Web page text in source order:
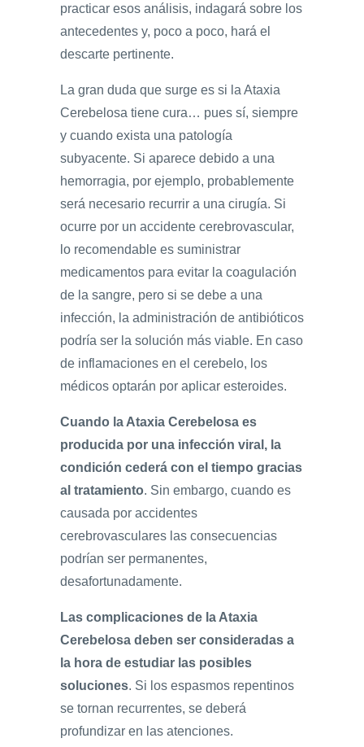
practicar esos análisis, indagará sobre los
antecedentes y, poco a poco, hará el
descarte pertinente.
La gran duda que surge es si la Ataxia
Cerebelosa tiene cura… pues sí, siempre
y cuando exista una patología
subyacente. Si aparece debido a una
hemorragia, por ejemplo, probablemente
será necesario recurrir a una cirugía. Si
ocurre por un accidente cerebrovascular,
lo recomendable es suministrar
medicamentos para evitar la coagulación
de la sangre, pero si se debe a una
infección, la administración de antibióticos
podría ser la solución más viable. En caso
de inflamaciones en el cerebelo, los
médicos optarán por aplicar esteroides.
Cuando la Ataxia Cerebelosa es
producida por una infección viral, la
condición cederá con el tiempo gracias
al tratamiento. Sin embargo, cuando es
causada por accidentes
cerebrovasculares las consecuencias
podrían ser permanentes,
desafortunadamente.
Las complicaciones de la Ataxia
Cerebelosa deben ser consideradas a
la hora de estudiar las posibles
soluciones. Si los espasmos repentinos
se tornan recurrentes, se deberá
profundizar en las atenciones.